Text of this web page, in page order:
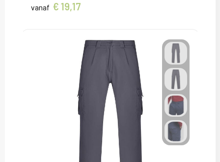
vanaf € 19,17